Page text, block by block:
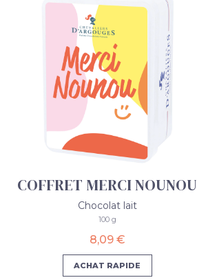
COFFRET MERCI NOUNOU
Chocolat lait
100 g
8,09 €
ACHAT RAPIDE